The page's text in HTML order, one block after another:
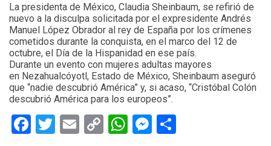
La presidenta de México, Claudia Sheinbaum, se refirió de
nuevo a la disculpa solicitada por el expresidente Andrés
Manuel López Obrador al rey de España por los crímenes
cometidos durante la conquista, en el marco del 12 de
octubre, el Día de la Hispanidad en ese país.
Durante un evento con mujeres adultas mayores
en Nezahualcóyotl, Estado de México, Sheinbaum aseguró
que “nadie descubrió América” y, si acaso, “Cristóbal Colón
descubrió América para los europeos”.
Facebook
Twitter
EmailCopyWhatsApp
Messenger